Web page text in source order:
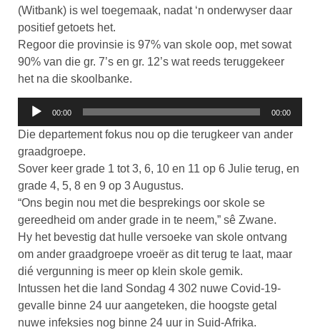
(Witbank) is wel toegemaak, nadat ‘n onderwyser daar
positief getoets het.
Regoor die provinsie is 97% van skole oop, met sowat
90% van die gr. 7’s en gr. 12’s wat reeds teruggekeer
het na die skoolbanke.
Klankspeler
00:00 00:00
Die departement fokus nou op die terugkeer van ander
graadgroepe.
Sover keer grade 1 tot 3, 6, 10 en 11 op 6 Julie terug, en
grade 4, 5, 8 en 9 op 3 Augustus.
“Ons begin nou met die besprekings oor skole se
gereedheid om ander grade in te neem,” sê Zwane.
Hy het bevestig dat hulle versoeke van skole ontvang
om ander graadgroepe vroeër as dit terug te laat, maar
dié vergunning is meer op klein skole gemik.
Intussen het die land Sondag 4 302 nuwe Covid-19-
gevalle binne 24 uur aangeteken, die hoogste getal
nuwe infeksies nog binne 24 uur in Suid-Afrika.